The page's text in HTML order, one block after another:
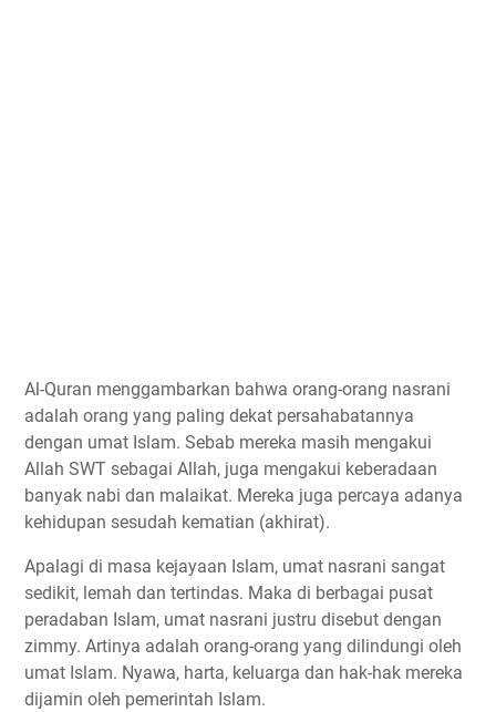
Al-Quran menggambarkan bahwa orang-orang nasrani
adalah orang yang paling dekat persahabatannya
dengan umat Islam. Sebab mereka masih mengakui
Allah SWT sebagai Allah, juga mengakui keberadaan
banyak nabi dan malaikat. Mereka juga percaya adanya
kehidupan sesudah kematian (akhirat).
Apalagi di masa kejayaan Islam, umat nasrani sangat
sedikit, lemah dan tertindas. Maka di berbagai pusat
peradaban Islam, umat nasrani justru disebut dengan
zimmy. Artinya adalah orang-orang yang dilindungi oleh
umat Islam. Nyawa, harta, keluarga dan hak-hak mereka
dijamin oleh pemerintah Islam.